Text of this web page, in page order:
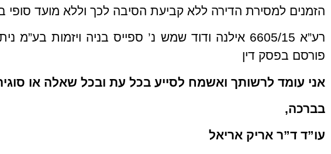
הזמנים למסירת הדירה ללא קביעת הסיבה לכך וללא מועד סופי
פורסם בפסק דין
אני עומד לרשותך ואשמח לסייע בכל עת ובכל שאלה או
בברכה,
עו”ד ד”ר אריק אריאל